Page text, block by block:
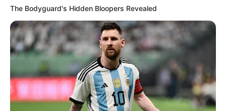
The Bodyguard's Hidden Bloopers Revealed